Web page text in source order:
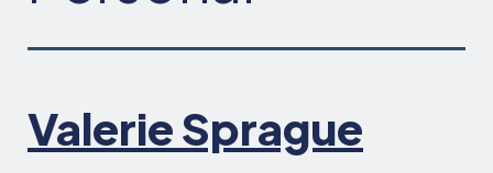
Valerie Sprague